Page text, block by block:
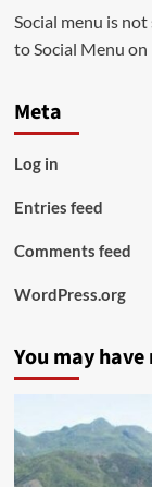
Social menu is
to Social Menu
Meta
Log in
Entries feed
Comments feed
WordPress.org
You may have